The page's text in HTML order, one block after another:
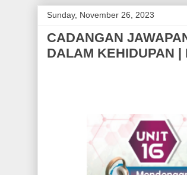
Sunday, November 26, 2023
CADANGAN
DALAM KEHIDUPAN